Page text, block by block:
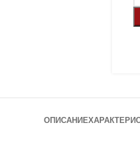
ОПИСАНИЕ